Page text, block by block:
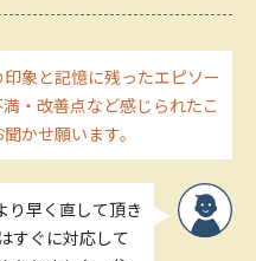
象と記憶に残ったエピソー
・改善点など感じられたこ
かせ願います。
り早く直して頂き
すぐに対応して